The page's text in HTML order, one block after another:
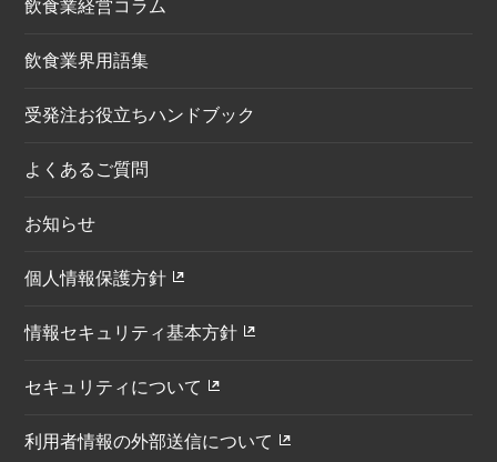
飲食業経営コラム
飲食業界用語集
受発注お役立ちハンドブック
よくあるご質問
お知らせ
個人情報保護方針
情報セキュリティ基本方針
セキュリティについて
利用者情報の外部送信について